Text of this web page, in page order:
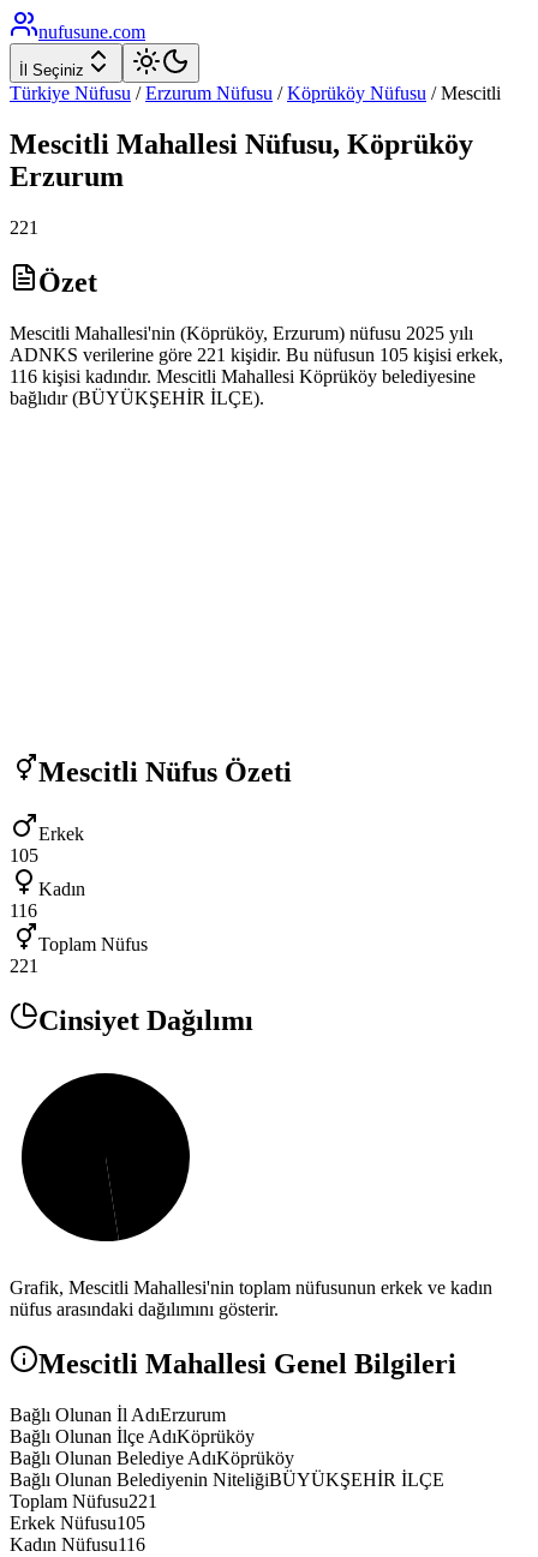
nufusune.com
İl Seçiniz
Türkiye Nüfusu / Erzurum Nüfusu / Köprüköy Nüfusu /Mescitli
Mescitli Mahallesi Nüfusu, Köprüköy
Erzurum
221
Özet
Mescitli Mahallesi'nin (Köprüköy, Erzurum) nüfusu 2025 yılı
ADNKS verilerine göre 221 kişidir. Bu nüfusun 105 kişisi erkek,
116 kişisi kadındır. Mescitli Mahallesi Köprüköy belediyesine
bağlıdır (BÜYÜKŞEHİR İLÇE).
Mescitli Nüfus Özeti
Erkek
105
Kadın
116
Toplam Nüfus
221
Cinsiyet Dağılımı
Grafik, Mescitli Mahallesi'nin toplam nüfusunun erkek ve kadın
nüfus arasındaki dağılımını gösterir.
Mescitli Mahallesi Genel Bilgileri
Bağlı Olunan İl AdıErzurum
Bağlı Olunan İlçe AdıKöprüköy
Bağlı Olunan Belediye AdıKöprüköy
Bağlı Olunan Belediyenin NiteliğiBÜYÜKŞEHİR İLÇE
Toplam Nüfusu221
Erkek Nüfusu105
Kadın Nüfusu116